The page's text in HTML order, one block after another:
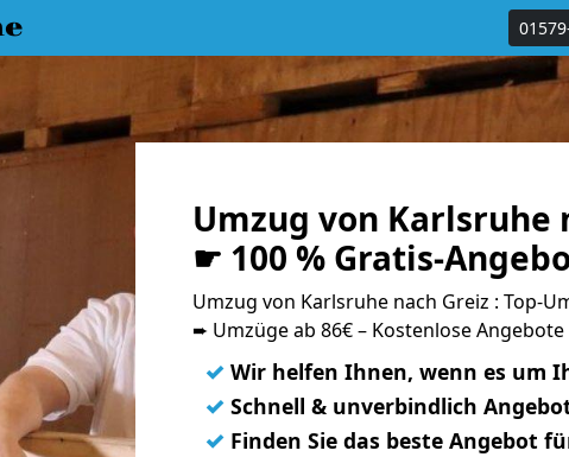
Umzug von Karlsruhe
☛ 100 % Gratis-
Umzug von Karlsruhe nach Greiz : Top-
➨ Umzüge ab 86€ – Kostenlose Angebote
✓ Wir helfen Ihnen, wenn es um
✓ Schnell & unverbindlich
✓ Finden Sie das beste Angebot